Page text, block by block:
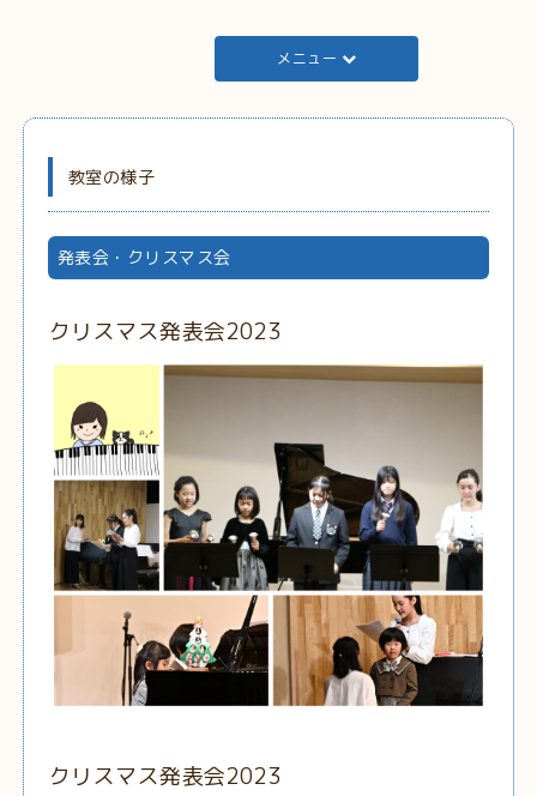
メニュー
教室の様子
発表会・クリスマス会
クリスマス発表会2023
クリスマス発表会2023